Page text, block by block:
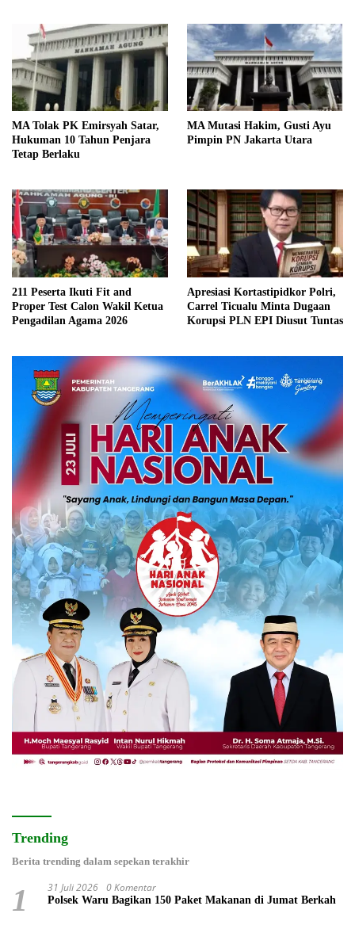
MA Tolak PK Emirsyah Satar,
Hukuman 10 Tahun Penjara
Tetap Berlaku
MA Mutasi Hakim, Gusti Ayu
Pimpin PN Jakarta Utara
211 Peserta Ikuti Fit and
Proper Test Calon Wakil Ketua
Pengadilan Agama 2026
Apresiasi Kortastipidkor Polri,
Carrel Ticualu Minta Dugaan
Korupsi PLN EPI Diusut Tuntas
Trending
Berita trending dalam sepekan terakhir
1 31 Juli 2026 0 Komentar
Polsek Waru Bagikan 150 Paket Makanan di Jumat Berkah